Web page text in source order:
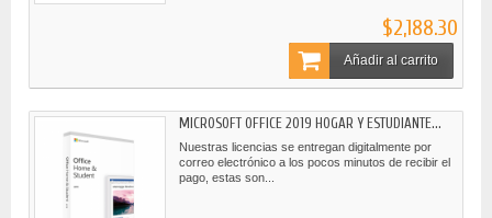
$2,188.30
Añadir al carrito
MICROSOFT OFFICE 2019 HOGAR Y ESTUDIANTE...
Nuestras licencias se entregan digitalmente por
correo electrónico a los pocos minutos de recibir el
pago, estas son...